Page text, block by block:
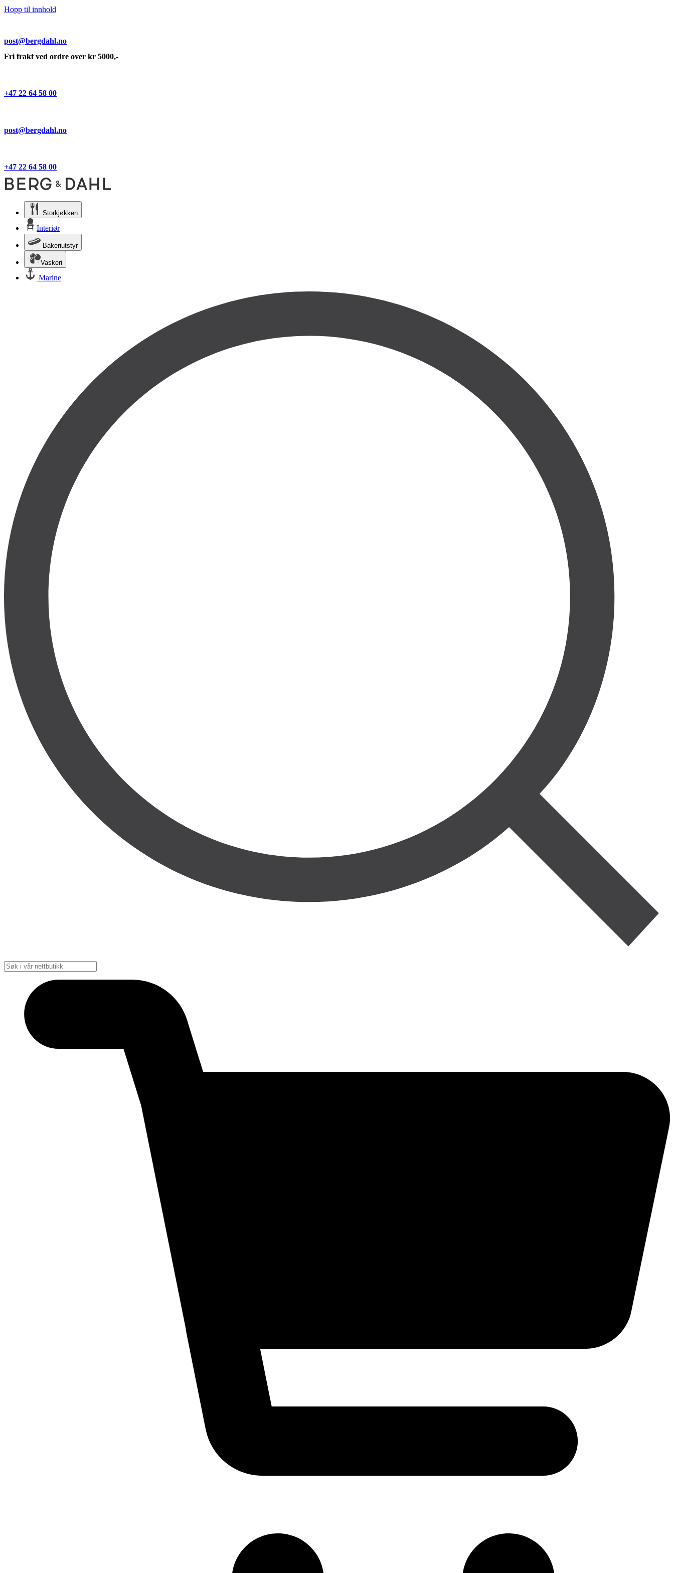
Hopp til innhold
post@bergdahl.no
Fri frakt ved ordre over kr 5000,-
+47 22 64 58 00
post@bergdahl.no
+47 22 64 58 00
Storkjøkken
Interiør
Bakeriutstyr
Vaskeri
Marine